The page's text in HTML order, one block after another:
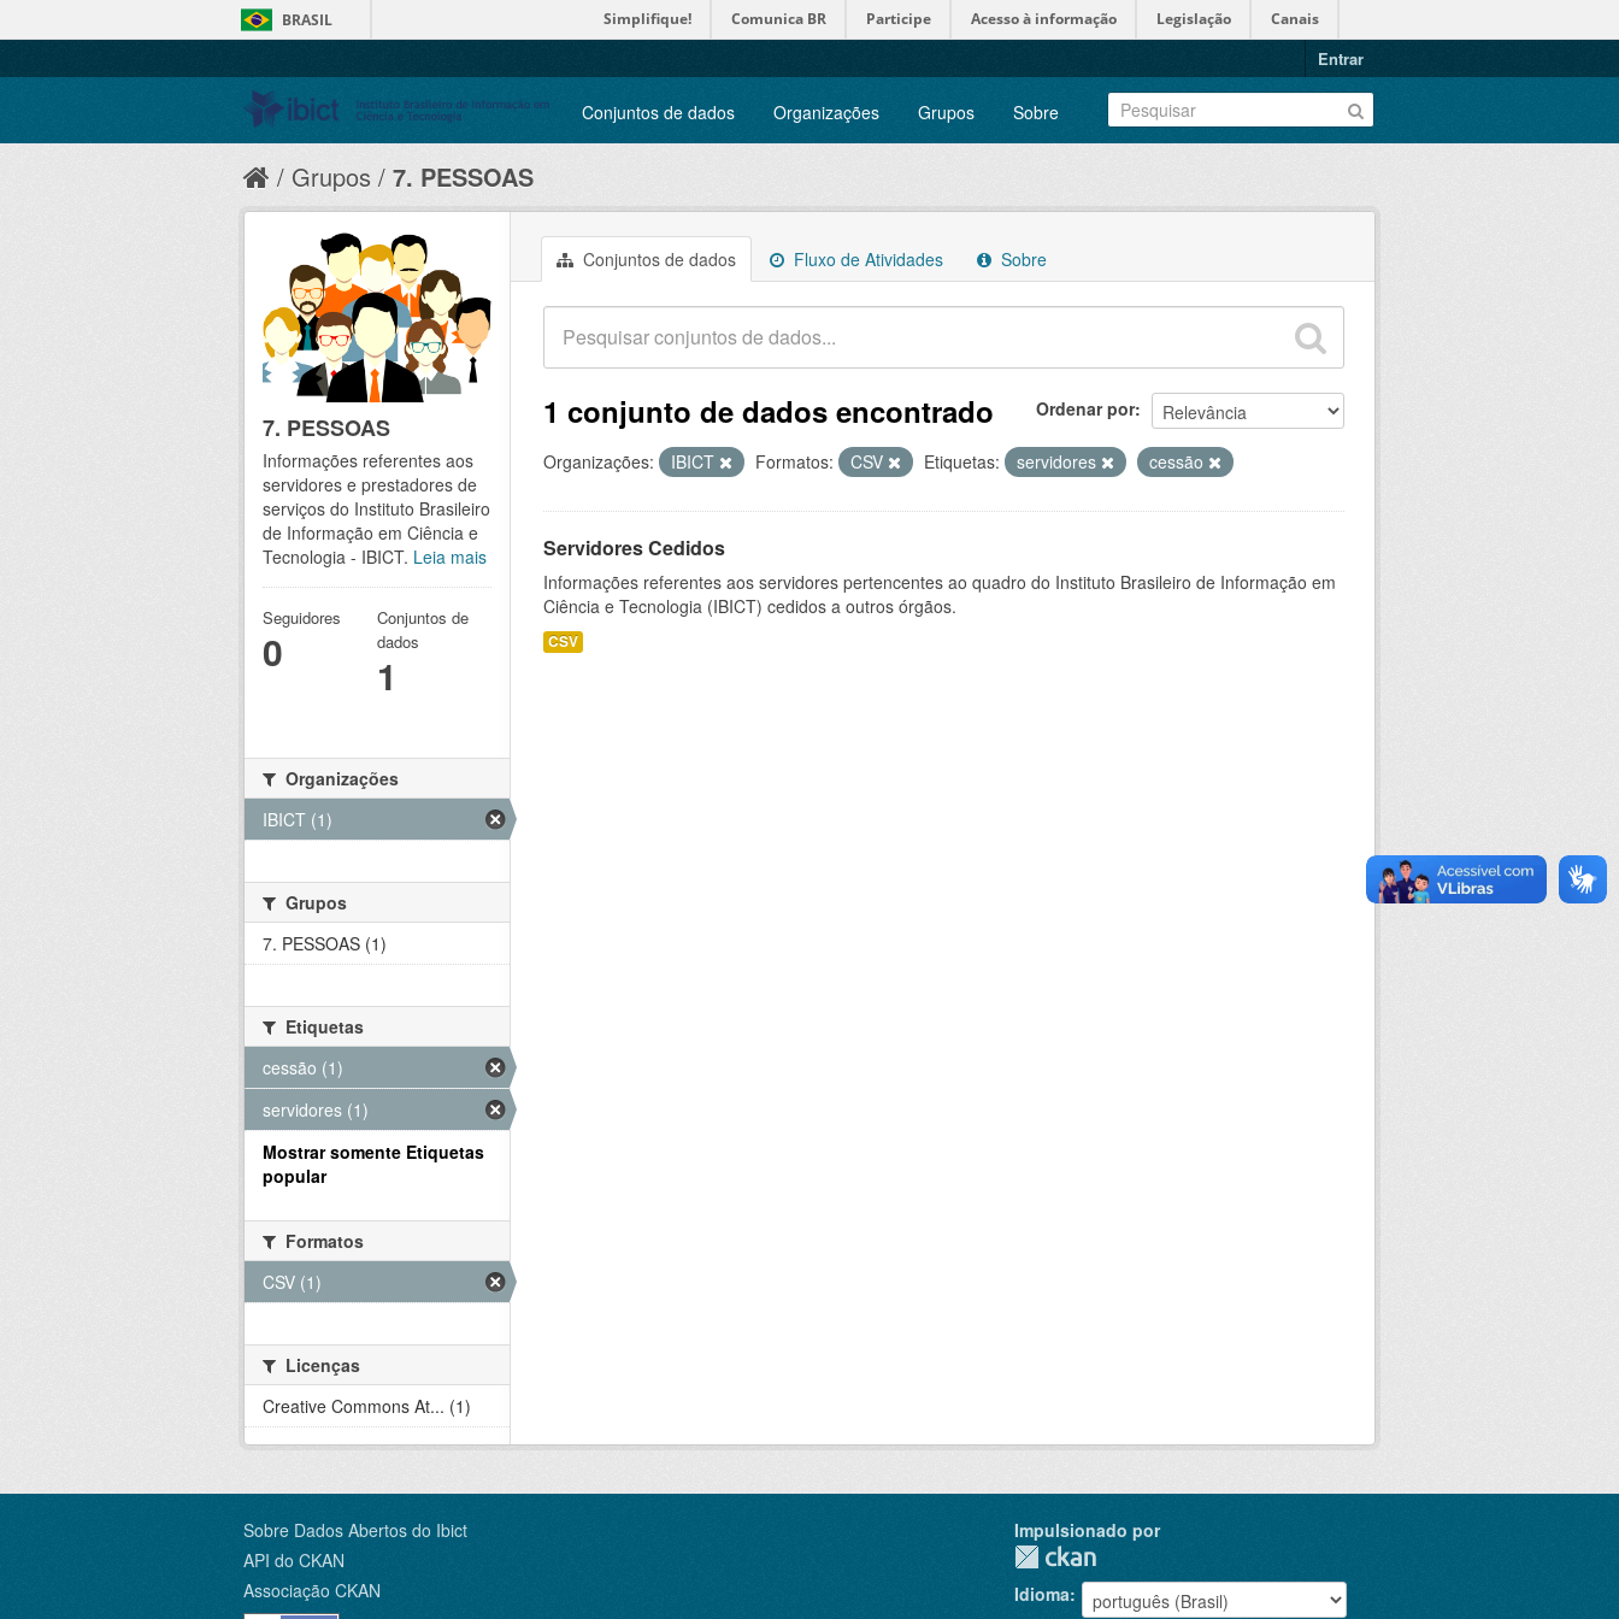
BRASIL Simplifique! Comunica BR Participe Acesso à informação Legislação Canais
Entrar
Conjuntos de dados Organizações Grupos Sobre
Grupos 7. PESSOAS
Conjuntos de dados Fluxo de Atividades Sobre
Ordenar por
1 conjunto de dados encontrado
Organizações: IBICT Formatos: CSV Etiquetas: servidores cessão
Servidores Cedidos
Informações referentes aos servidores pertencentes ao quadro do Instituto Brasileiro de Informação em
Ciência e Tecnologia (IBICT) cedidos a outros órgãos.
CSV
7. PESSOAS
Informações referentes aos
servidores e prestadores de
serviços do Instituto Brasileiro
de Informação em Ciência e
Tecnologia - IBICT. Leia mais
Seguidores
0
Conjuntos de
dados
1
Organizações
IBICT (1)
Grupos
7. PESSOAS (1)
Etiquetas
cessão (1)
servidores (1)
Mostrar somente Etiquetas
popular
Formatos
CSV (1)
Licenças
Creative Commons At... (1)
Sobre Dados Abertos do Ibict
API do CKAN
Associação CKAN
Impulsionado por
Idioma